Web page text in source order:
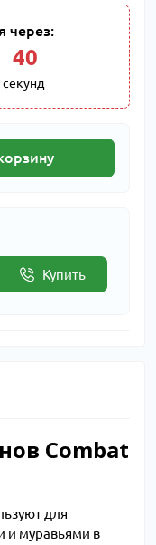
через:
40
секунд
Купить
Combat
для
и муравьями в